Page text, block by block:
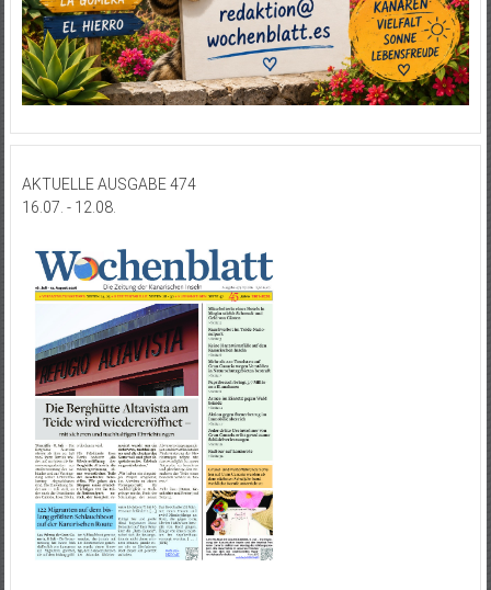
AKTUELLE AUSGABE 474
16.07. - 12.08.